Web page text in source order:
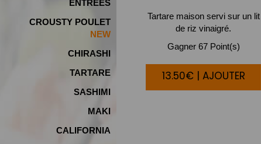
ENTRÉES
CROUSTY POULET
CHIRASHI
TARTARE
SASHIMI
MAKI
CALIFORNIA
Tartare maison servi sur un lit
de riz vinaigré.
Gagner 67 Point(s)
13.50€ | AJOUTER